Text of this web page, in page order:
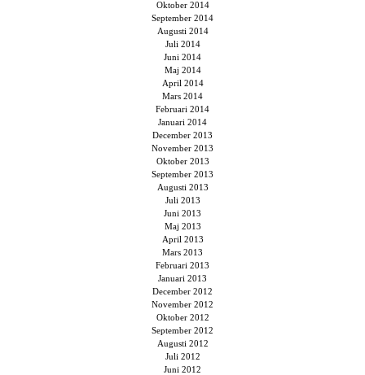
Oktober 2014
September 2014
Augusti 2014
Juli 2014
Juni 2014
Maj 2014
April 2014
Mars 2014
Februari 2014
Januari 2014
December 2013
November 2013
Oktober 2013
September 2013
Augusti 2013
Juli 2013
Juni 2013
Maj 2013
April 2013
Mars 2013
Februari 2013
Januari 2013
December 2012
November 2012
Oktober 2012
September 2012
Augusti 2012
Juli 2012
Juni 2012